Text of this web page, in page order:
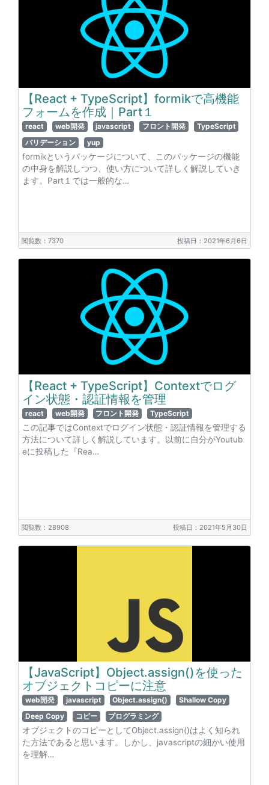
【React + TypeScript】formikで高機能
フォームを作成｜Part１
react web開発 javascript フロント開発
TypeScript
バリデーション
yup
formikというパッケージについて、このパッケージの機能
の中身を解説しつつ、使い方について詳しく解説していき
ます。Part１では一般的な…
閲覧数：7370 投稿日：2021年6月6日
【React + TypeScript】Contextでログ
イン状態・認証情報を管理
react web開発 フロント開発 TypeScript
この記事ではContextでログイン状態・認証情報を管理する
方法について詳しく解説しています。以前に自分がYoutub
eに投稿した『Rea…
閲覧数：28908 投稿日：2021年5月30日
【JavaScript】Object.assign()を使った
オブジェクトコピーに注意
web開発 javascript Object.assign()
Shallow Copy
Deep Copy
コピー プログラミング
オブジェクトのコピーとしてObject.assign()はよく知られ
た方法であると思います。しかし、javascriptの細かい使用
を理解…